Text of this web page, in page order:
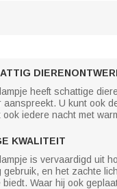
heeft schattige
aanspreekt. U kunt ook
ook iedere nacht met
KWALITEIT
is vervaardigd uit
gebruik, en het zachte
biedt. Waar hij ook